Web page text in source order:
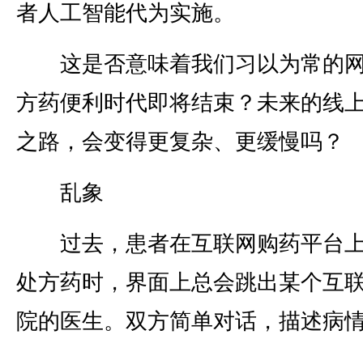
者人工智能代为实施。
这是否意味着我们习以为常的
方药便利时代即将结束？未来的线
之路，会变得更复杂、更缓慢吗？
乱象
过去，患者在互联网购药平台
处方药时，界面上总会跳出某个互
院的医生。双方简单对话，描述病